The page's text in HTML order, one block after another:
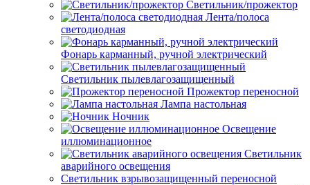
Светильник/прожектор
Лента/полоса
светодиодная
Фонарь карманный, ручной электрический
Светильник пылевлагозащищенный
Прожектор переносной
Лампа настольная
Ночник
Освещение
иллюминационное
Светильник
аварийного освещения
Светильник взрывозащищенный переносной